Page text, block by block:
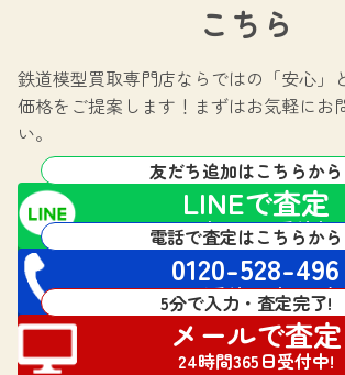
こちら
鉄道模型買取専門店ならではの 「安心
価格をご提案します！ まずはお気軽にお
い。
友だち追加はこちらから
LINEで査定
24時間365日受付中!
電話で査定はこちらから
0120-528-496
電話受付 24時間対応
5分で入力・査定完了!
メールで査定
24時間365日受付中!